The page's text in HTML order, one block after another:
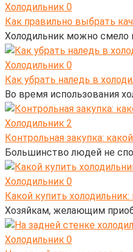
Холодильник 0
Как правильно выбрать
Холодильник можно смело
Холодильник 0
Как убрать наледь в
Во время использования
Холодильник 2
Контрольная закупка:
Большинство людей не
Холодильник 0
Какой купить
Хозяйкам, желающим
Холодильник 0